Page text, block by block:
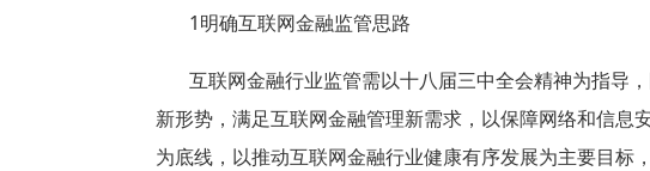
1明确互联网金融监管思路
互联网金融行业监管需以十八届三中全会精神为指导
新形势，满足互联网金融管理新需求，以保障网络和信息
为底线，以推动互联网金融行业健康有序发展为主要目标